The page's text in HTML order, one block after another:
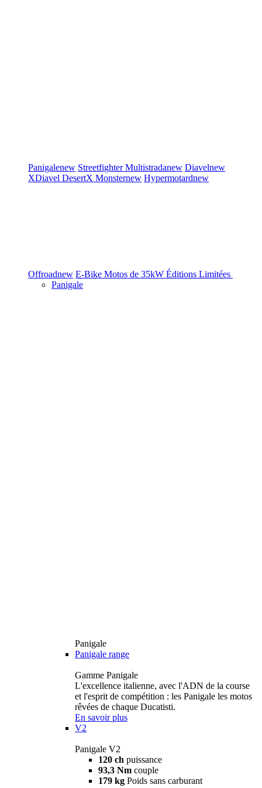
Panigalenew StreetfighterMultistradanew Diavelnew
XDiavel DesertX Monsternew Hypermotardnew
Offroadnew E-Bike Motos de 35kW Éditions Limitées
Panigale
Panigale
Panigale range
Gamme Panigale
L'excellence italienne, avec l'ADN de la course
et l'esprit de compétition : les Panigale les motos
rêvées de chaque Ducatisti.
En savoir plus
V2
Panigale V2
120 ch puissance
93,3 Nm couple
179 kg Poids sans carburant